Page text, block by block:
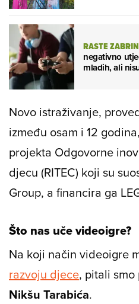
RASTE
negativno
mladih, ali
Novo istraživanje,
između osam i 12
projekta Odgovorne
djecu (RITEC) koji su
Group, a financira ga
Što nas uče videoigre?
Na koji način videoigre
razvoju djece, pitali smo
Nikšu Tarabića.